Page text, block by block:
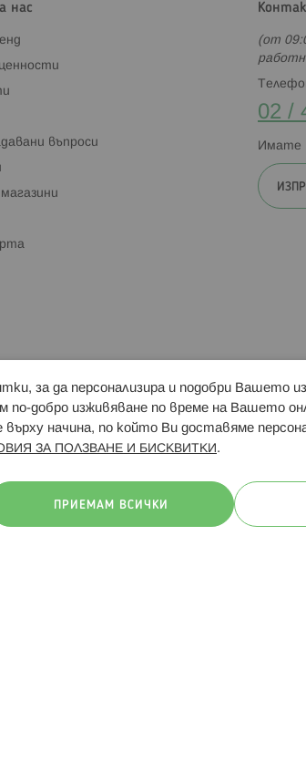
нас
въпроси
(от
02 /
Имате
Свързани сайтове:
за да персонализира и подобри Вашето
по-добро изживяване по време на Вашето
начина, по който Ви доставяме
ЗА ПОЛЗВАНЕ И БИСКВИТКИ .
ПРИЕМАМ ВСИЧКИ